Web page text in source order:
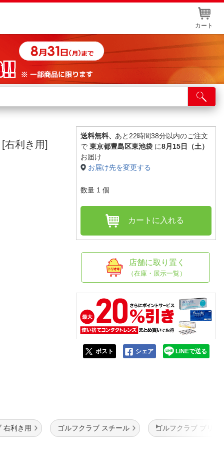
カート
舗サービス
ト取り置き
情報・店舗一覧
右利き用]
送料無料、 あと22時間38分以内のご注文
で 東京都豊島区東池袋 に8月15日（土）
お届け
お届け先を変更する
数量 1 個
カートに入れる
店舗に取り置く
（在庫・展示一覧）
ポスト シェア LINEで送る
右利き用 ゴルフクラブ スチール ゴルフクラブ ブリヂ